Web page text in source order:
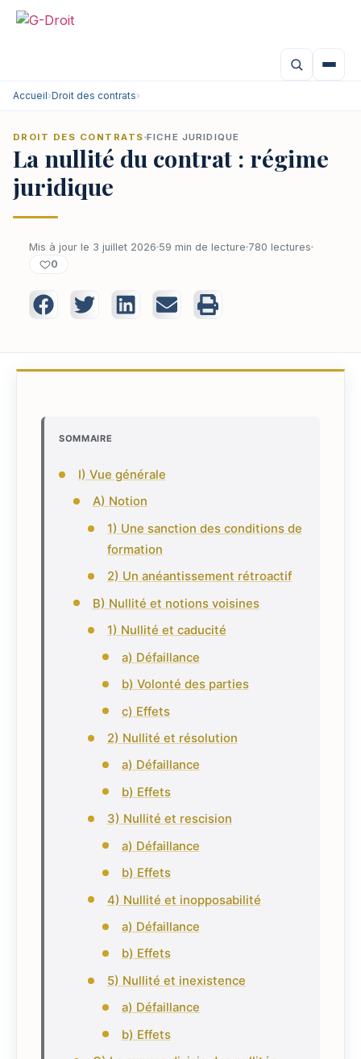
Accueil›Droit des contrats›
DROIT DES CONTRATS FICHE JURIDIQUE
La nullité du contrat : régime
juridique
Mis à jour le 3 juillet 2026 59 min de lecture 780 lectures
0
SOMMAIRE
I) Vue générale
A) Notion
1) Une sanction des conditions de
formation
2) Un anéantissement rétroactif
B) Nullité et notions voisines
1) Nullité et caducité
a) Défaillance
b) Volonté des parties
c) Effets
2) Nullité et résolution
a) Défaillance
b) Effets
3) Nullité et rescision
a) Défaillance
b) Effets
4) Nullité et inopposabilité
a) Défaillance
b) Effets
5) Nullité et inexistence
a) Défaillance
b) Effets